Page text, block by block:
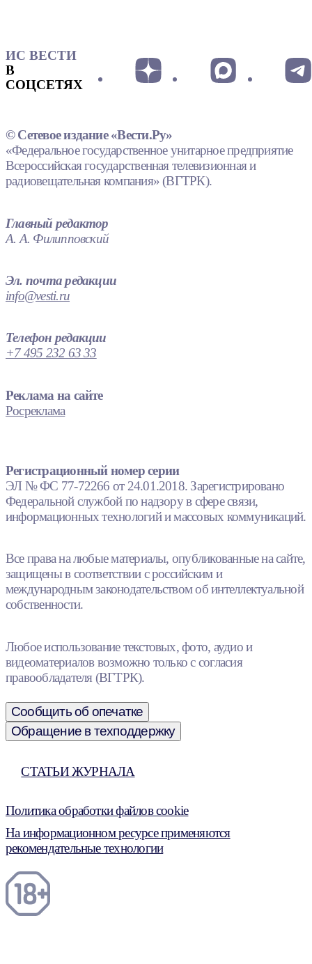
ИС ВЕСТИ
В
СОЦСЕТЯХ
© Сетевое издание «Вести.Ру»
«Федеральное государственное унитарное предприятие
Всероссийская государственная телевизионная и
радиовещательная компания» (ВГТРК).
Главный редактор
А. А. Филипповский
Эл. почта редакции
info@vesti.ru
Телефон редакции
+7 495 232 63 33
Реклама на сайте
Росреклама
Регистрационный номер серии
ЭЛ № ФС 77-72266 от 24.01.2018. Зарегистрировано
Федеральной службой по надзору в сфере связи,
информационных технологий и массовых коммуникаций.
Все права на любые материалы, опубликованные на сайте,
защищены в соответствии с российским и
международным законодательством об интеллектуальной
собственности.
Любое использование текстовых, фото, аудио и
видеоматериалов возможно только с согласия
правообладателя (ВГТРК).
Сообщить об опечатке
Обращение в техподдержку
СТАТЬИ ЖУРНАЛА
Политика обработки файлов cookie
На информационном ресурсе применяются
рекомендательные технологии